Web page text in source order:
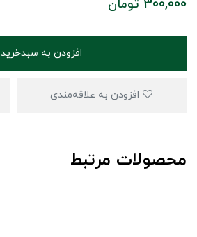
300,000 تومان
افزودن به سبدخرید
محصولات مرتبط